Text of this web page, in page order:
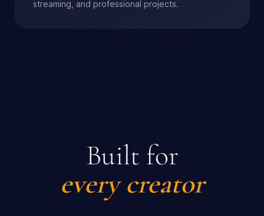
streaming, and professional projects.
Built for
every creator